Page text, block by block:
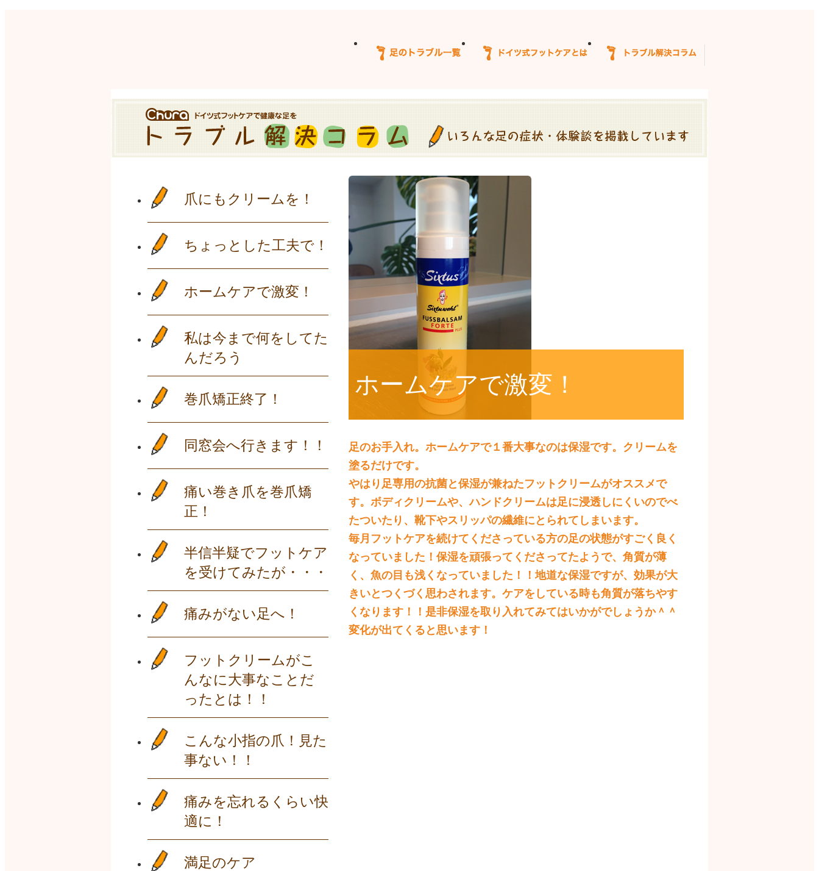
ホームケアで激変！
足のお手入れ。ホームケアで１番大事なのは保湿です。クリームを
塗るだけです。
やはり足専用の抗菌と保湿が兼ねたフットクリームがオススメで
す。ボディクリームや、ハンドクリームは足に浸透しにくいのでべ
たついたり、靴下やスリッパの繊維にとられてしまいます。
毎月フットケアを続けてくださっている方の足の状態がすごく良く
なっていました！保湿を頑張ってくださってたようで、角質が薄
く、魚の目も浅くなっていました！！地道な保湿ですが、効果が大
きいとつくづく思わされます。ケアをしている時も角質が落ちやす
くなります！！是非保湿を取り入れてみてはいかがでしょうか＾＾
変化が出てくると思います！
爪にもクリームを！
ちょっとした工夫で！
ホームケアで激変！
私は今まで何をしてた
んだろう
巻爪矯正終了！
同窓会へ行きます！！
痛い巻き爪を巻爪矯
正！
半信半疑でフットケア
を受けてみたが・・・
痛みがない足へ！
フットクリームがこ
んなに大事なことだ
ったとは！！
こんな小指の爪！見た
事ない！！
痛みを忘れるくらい快
適に！
満足のケア